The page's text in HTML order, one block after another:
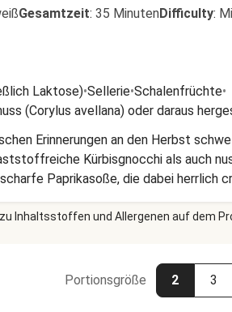
Gesamtzeit: 35 MinutenDifficulty:
Laktose)•Sellerie•Schalenfrüchte•
(Corylus avellana) oder daraus
Erinnerungen an den Herbst
Kürbisgnocchi als auch
Paprikasoße, die dabei herrlich
einfach und einfach genial!
Inhaltsstoffen und Allergenen auf dem
Portionsgröße 2 3